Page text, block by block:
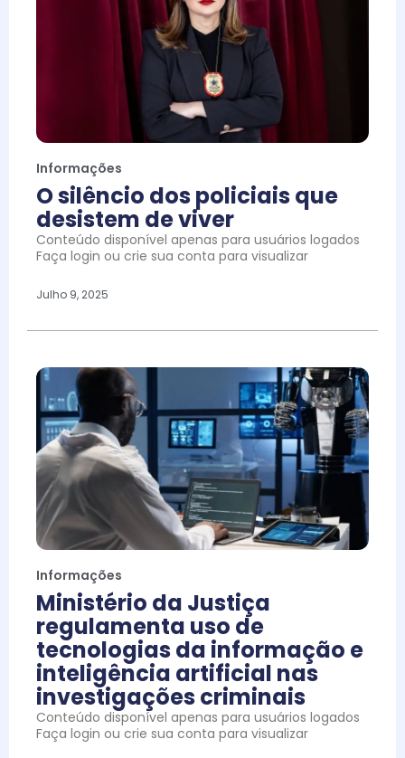
Informações
O silêncio dos policiais que
desistem de viver
Conteúdo disponível apenas para usuários logados
Faça login ou crie sua conta para visualizar
Julho 9, 2025
Informações
Ministério da Justiça
regulamenta uso de
tecnologias da informação e
inteligência artificial nas
investigações criminais
Conteúdo disponível apenas para usuários logados
Faça login ou crie sua conta para visualizar